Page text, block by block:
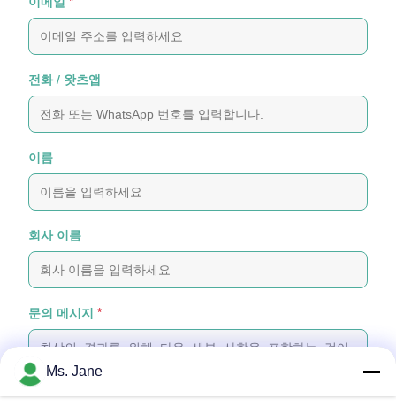
전화 / 왓츠앱
이름
회사 이름
문의 메시지 *
Ms. Jane